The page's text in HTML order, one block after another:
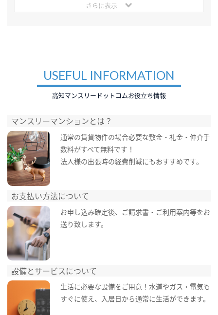
さらに表示
USEFUL INFORMATION
高知マンスリードットコムお役立ち情報
マンスリーマンションとは？
通常の賃貸物件の場合必要な敷金・礼金・仲介手
数料がすべて無料です！
法人様の出張時の経費削減にもおすすめです。
お支払い方法について
お申し込み確定後、ご請求書・ご利用案内等をお
送り致します。
設備とサービスについて
生活に必要な設備をご用意！水道やガス・電気も
すぐに使え、入居日から通常に生活ができます。